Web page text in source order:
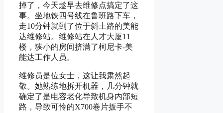
掉了，今天趁早去维修点搞定了这
事。坐地铁四号线在鲁班路下车，
走10分钟就到了位于斜土路的美能
达维修站。维修站在人才大厦11
楼，狭小的房间挤满了柯尼卡-美
能达工作人员。
维修员是位女士，这让我肃然起
敬。她熟练地拆开机器，几分钟就
确定了是电容老化导致机身内部短
路，导致可怜的X700卷片扳手不